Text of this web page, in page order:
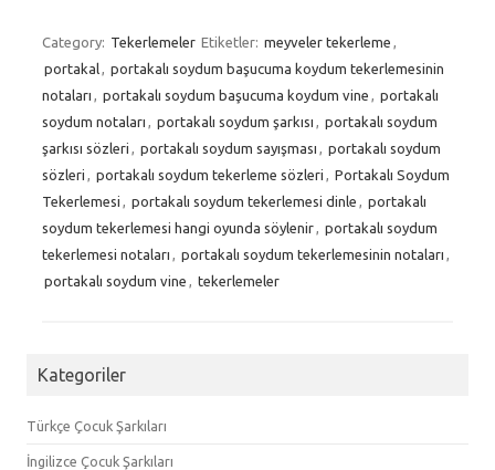
Category: Tekerlemeler Etiketler: meyveler tekerleme
portakal
portakalı soydum başucuma koydum tekerlemesinin
notaları
portakalı soydum başucuma koydum vine
portakalı
soydum notaları
portakalı soydum şarkısı
portakalı soydum
şarkısı sözleri
portakalı soydum sayışması
portakalı soydum
sözleri
portakalı soydum tekerleme sözleri
Portakalı Soydum
Tekerlemesi
portakalı soydum tekerlemesi dinle
portakalı
soydum tekerlemesi hangi oyunda söylenir
portakalı soydum
tekerlemesi notaları
portakalı soydum tekerlemesinin notaları
portakalı soydum vine
tekerlemeler
Kategoriler
Türkçe Çocuk Şarkıları
İngilizce Çocuk Şarkıları